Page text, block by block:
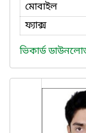
মোবাইল
ফ্যাক্স
ভিকার্ড